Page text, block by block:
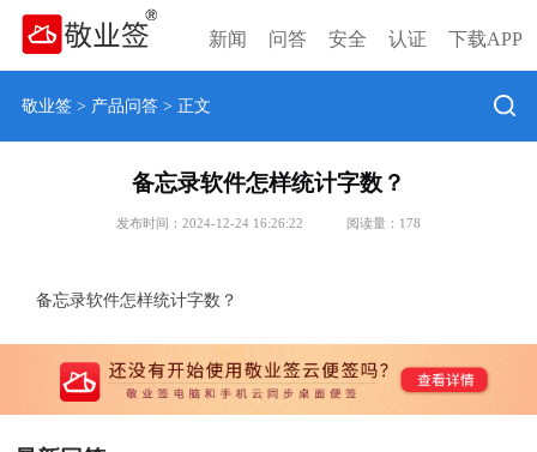
新闻 问答 安全 认证 下载APP
敬业签> 产品问答> 正文
备忘录软件怎样统计字数？
发布时间：2024-12-24 16:26:22 阅读量： 178
备忘录软件怎样统计字数？